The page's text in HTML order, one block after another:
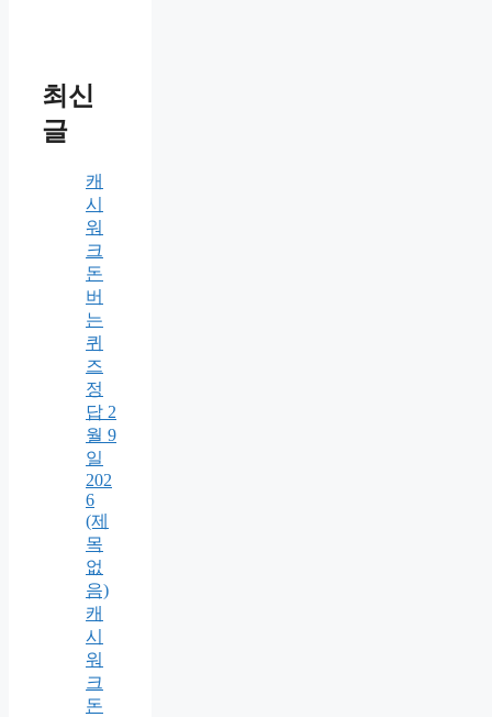
최신
글
캐
시
워
크
돈
버
는
퀴
즈
정
답 2
월 9
일
202
6
(제
목
없
음)
캐
시
워
크
돈